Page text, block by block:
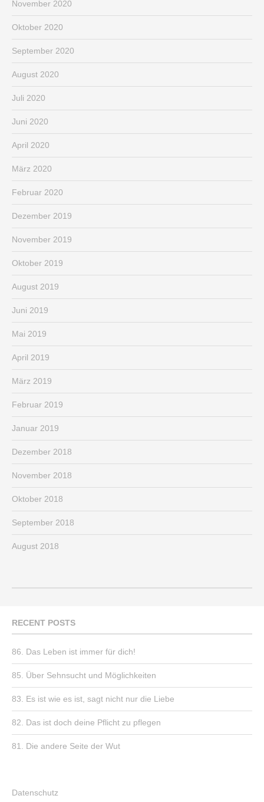
November 2020
Oktober 2020
September 2020
August 2020
Juli 2020
Juni 2020
April 2020
März 2020
Februar 2020
Dezember 2019
November 2019
Oktober 2019
August 2019
Juni 2019
Mai 2019
April 2019
März 2019
Februar 2019
Januar 2019
Dezember 2018
November 2018
Oktober 2018
September 2018
August 2018
RECENT POSTS
86. Das Leben ist immer für dich!
85. Über Sehnsucht und Möglichkeiten
83. Es ist wie es ist, sagt nicht nur die Liebe
82. Das ist doch deine Pflicht zu pflegen
81. Die andere Seite der Wut
Datenschutz